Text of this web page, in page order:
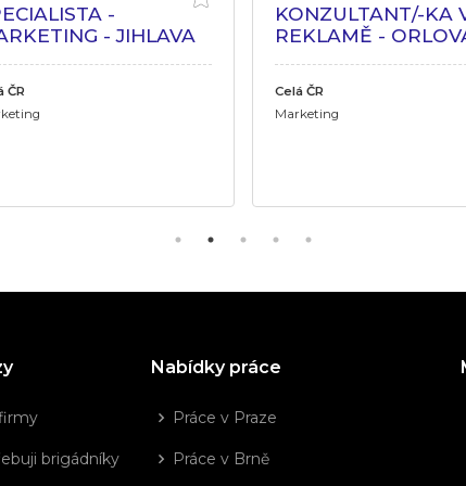
-
- JIHLAVA
ČR
KONZULTANT/-KA
REKLAMĚ -
Celá ČR
Marketing
brigádníky
Nabídky práce
Práce v Praze
Práce v Brně